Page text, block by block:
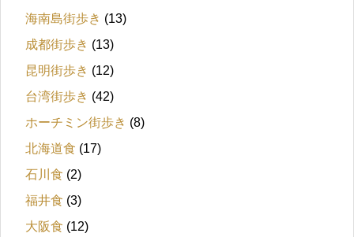
海南島街歩き (13)
成都街歩き (13)
昆明街歩き (12)
台湾街歩き (42)
ホーチミン街歩き (8)
北海道食 (17)
石川食 (2)
福井食 (3)
大阪食 (12)